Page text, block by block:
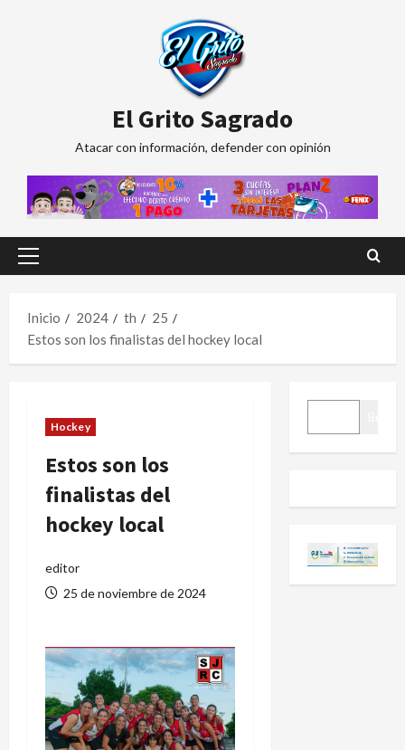
El Grito Sagrado
Atacar con información, defender con opinión
Menú
Inicio
2024 th
25
Estos son los finalistas del hockey local
Hockey
Estos son los
finalistas del
hockey local
editor
25 de noviembre de 2024